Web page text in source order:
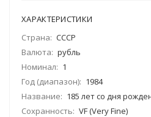
ХАРАКТЕРИСТИКИ
Страна: СССР
Валюта: рубль
Номинал: 1
Год (диапазон): 1984
Название: 185 лет со дня
Сохранность: VF (Very Fine)